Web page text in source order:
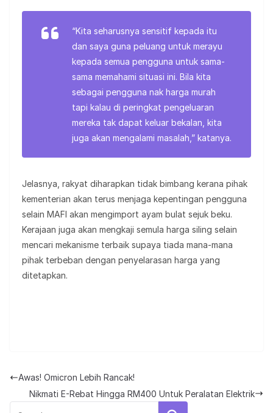
“Kita seharusnya sensitif kepada itu
dan saya guna peluang untuk merayu
kepada semua pengguna untuk sama-
sama memahami situasi ini. Bila kita
sebagai pengguna nak harga murah
tapi kalau di peringkat pengeluaran
mereka tak dapat keluar bekalan, kita
juga akan mengalami masalah,” katanya.
Jelasnya, rakyat diharapkan tidak bimbang kerana pihak
kementerian akan terus menjaga kepentingan pengguna
selain MAFI akan mengimport ayam bulat sejuk beku.
Kerajaan juga akan mengkaji semula harga siling selain
mencari mekanisme terbaik supaya tiada mana-mana
pihak terbeban dengan penyelarasan harga yang
ditetapkan.
Awas! Omicron Lebih Rancak!
Nikmati E-Rebat Hingga RM400 Untuk Peralatan Elektrik